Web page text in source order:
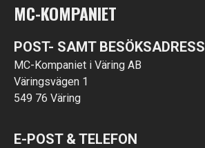
MC-KOMPANIET
POST- SAMT BESÖKSADRESS
MC-Kompaniet i Väring AB
Väringsvägen 1
549 76 Väring
E-POST & TELEFON